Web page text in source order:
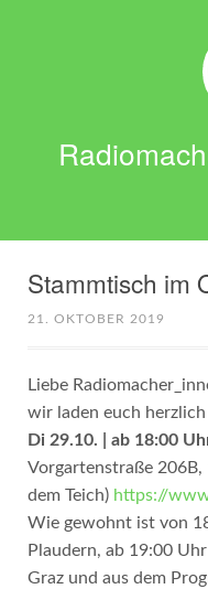
Stammtisch im
21. OKTOBER 2019
Liebe
wir laden euch
Di 29.10. | ab 18:00
Vorgartenstraße
dem Teich) https://
Wie gewohnt ist von
Plaudern, ab 19:00
Graz und aus dem